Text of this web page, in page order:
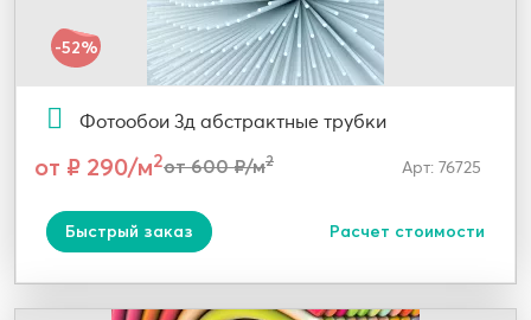
-52%
Фотообои 3д абстрактные трубки
от ₽ 290/м2от 600 ₽/м2 Арт: 76725
Быстрый заказ Расчет стоимости